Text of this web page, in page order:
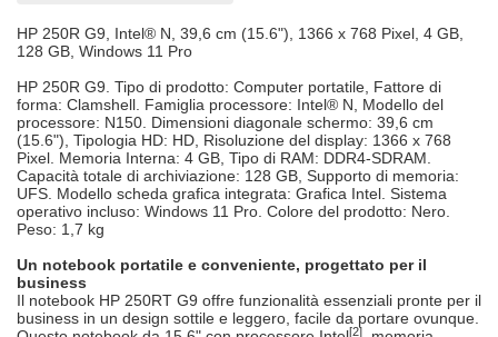
HP 250R G9, Intel® N, 39,6 cm (15.6"), 1366 x 768 Pixel, 4 GB,
128 GB, Windows 11 Pro
HP 250R G9. Tipo di prodotto: Computer portatile, Fattore di
forma: Clamshell. Famiglia processore: Intel® N, Modello del
processore: N150. Dimensioni diagonale schermo: 39,6 cm
(15.6"), Tipologia HD: HD, Risoluzione del display: 1366 x 768
Pixel. Memoria Interna: 4 GB, Tipo di RAM: DDR4-SDRAM.
Capacità totale di archiviazione: 128 GB, Supporto di memoria:
UFS. Modello scheda grafica integrata: Grafica Intel. Sistema
operativo incluso: Windows 11 Pro. Colore del prodotto: Nero.
Peso: 1,7 kg
Un notebook portatile e conveniente, progettato per il
business
Il notebook HP 250RT G9 offre funzionalità essenziali pronte per il
business in un design sottile e leggero, facile da portare ovunque.
[2]